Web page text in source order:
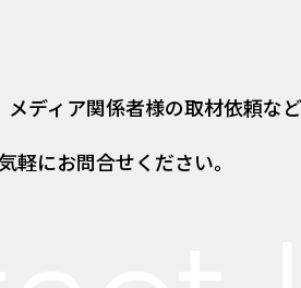
メディア関係者様の取材依頼な
軽にお問合せください。